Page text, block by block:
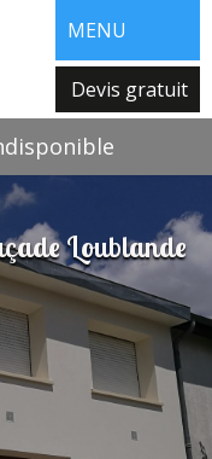
MENU
Devis gratuit
Loublande